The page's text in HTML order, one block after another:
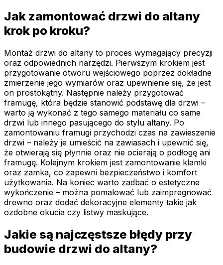
Jak zamontować drzwi do altany
krok po kroku?
Montaż drzwi do altany to proces wymagający precyzji
oraz odpowiednich narzędzi. Pierwszym krokiem jest
przygotowanie otworu wejściowego poprzez dokładne
zmierzenie jego wymiarów oraz upewnienie się, że jest
on prostokątny. Następnie należy przygotować
framugę, która będzie stanowić podstawę dla drzwi –
warto ją wykonać z tego samego materiału co same
drzwi lub innego pasującego do stylu altany. Po
zamontowaniu framugi przychodzi czas na zawieszenie
drzwi – należy je umieścić na zawiasach i upewnić się,
że otwierają się płynnie oraz nie ocierają o podłogę ani
framugę. Kolejnym krokiem jest zamontowanie klamki
oraz zamka, co zapewni bezpieczeństwo i komfort
użytkowania. Na koniec warto zadbać o estetyczne
wykończenie – można pomalować lub zaimpregnować
drewno oraz dodać dekoracyjne elementy takie jak
ozdobne okucia czy listwy maskujące.
Jakie są najczęstsze błędy przy
budowie drzwi do altany?